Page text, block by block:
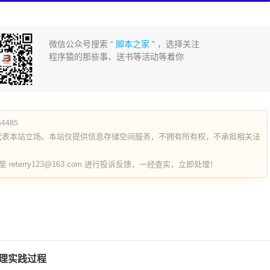
微信公众号搜索 “脚本之家 ” ，选择关注
程序猿的那些事、送书等活动等着你
本站立场。本站仅提供信息存储空间服务，不拥有所有权，不承担相关法
进行投诉反馈，一经查实，立即处理！
实践过程